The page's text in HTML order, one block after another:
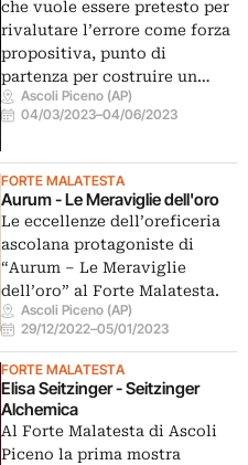
che vuole essere pretesto per
rivalutare l’errore come forza
propositiva, punto di
partenza per costruire un…
Ascoli Piceno (AP)
04/03/2023–04/06/2023
FORTE MALATESTA
Aurum - Le Meraviglie dell'oro
Le eccellenze dell’oreficeria
ascolana protagoniste di
“Aurum – Le Meraviglie
dell’oro” al Forte Malatesta.
Ascoli Piceno (AP)
29/12/2022–05/01/2023
FORTE MALATESTA
Elisa Seitzinger - Seitzinger
Alchemica
Al Forte Malatesta di Ascoli
Piceno la prima mostra